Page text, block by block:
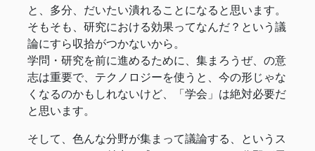
と、多分、だいたい潰れることになると思います。
そもそも、研究における効果ってなんだ？という議
論にすら収拾がつかないから。
学問・研究を前に進めるために、集まろうぜ、の意
志は重要で、テクノロジーを使うと、今の形じゃな
くなるのかもしれないけど、「学会」は絶対必要だ
と思います。
そして、色んな分野が集まって議論する、というス